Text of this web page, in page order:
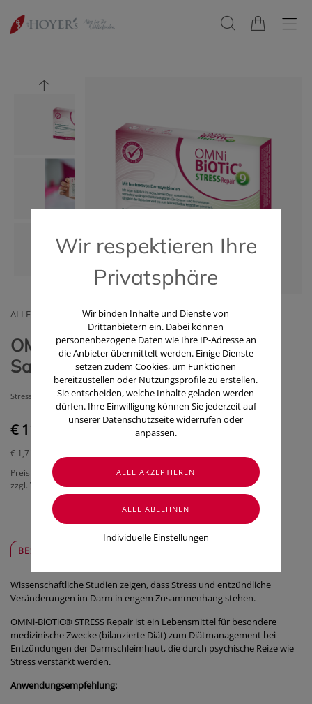
ALLERGOSAN INSTITUT
OMNi-BiOTiC® Stress Repair, 7
Sachets a 3g
Stress? Tun Sie was dagegen!
€ 11,95
€ 1,71
Preis inkl. MwSt.
zzgl. Versandkosten
BESCHREIBUNG
Wissenschaftliche Studien zeigen, dass Stress und entzündliche
Veränderungen im Darm in engem Zusammenhang stehen.
OMNi-BiOTiC® STRESS Repair ist ein Lebensmittel für besondere
medizinische Zwecke (bilanzierte Diät) zum Diätmanagement bei
Entzündungen der Darmschleimhaut, die durch psychische Reize wie
Stress verstärkt werden.
Anwendungsempfehlung:
Wir respektieren Ihre
Privatsphäre
Wir binden Inhalte und Dienste von
Drittanbietern ein. Dabei können
personenbezogene Daten wie Ihre IP-Adresse an
die Anbieter übermittelt werden. Einige Dienste
setzen zudem Cookies, um Funktionen
bereitzustellen oder Nutzungsprofile zu erstellen.
Sie entscheiden, welche Inhalte geladen werden
dürfen. Ihre Einwilligung können Sie jederzeit auf
unserer Datenschutzseite widerrufen oder
anpassen.
Individuelle Einstellungen